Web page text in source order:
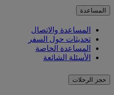
المساعدة
المساعدة والاتصال
تحديثات حول السفر
المساعدة الخاصة
الأسئلة الشائعة
حجز الرحلات